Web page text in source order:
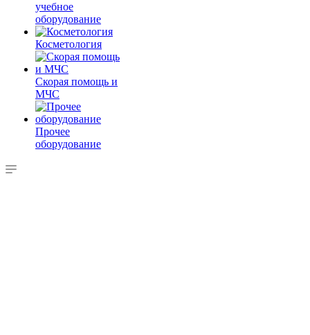
учебное
оборудование
Косметология
Скорая помощь и
МЧС
Прочее
оборудование